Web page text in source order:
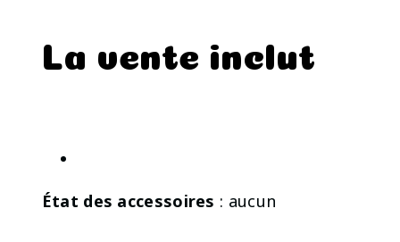
La vente inclut
État des accessoires : aucun